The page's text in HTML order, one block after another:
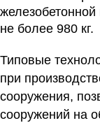
не более 980 кг.
Типовые
при
сооружения,
сооружений на